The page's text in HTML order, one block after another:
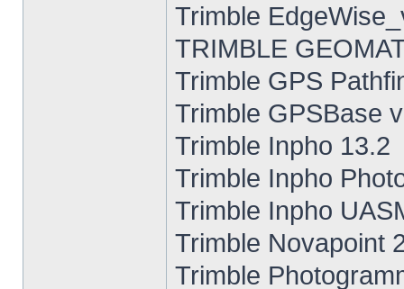
Trimble
TRIMBLE
Trimble GPS
Trimble GPSBase
Trimble Inpho 13.2
Trimble Inpho
Trimble Inpho
Trimble Novapoint
Trimble